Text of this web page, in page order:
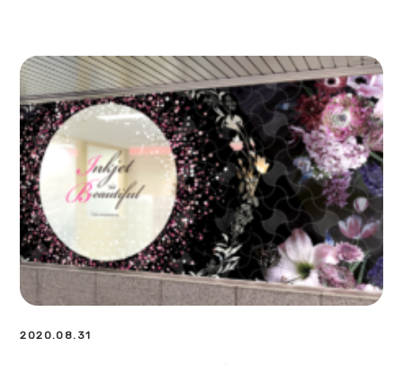
2020.08.31